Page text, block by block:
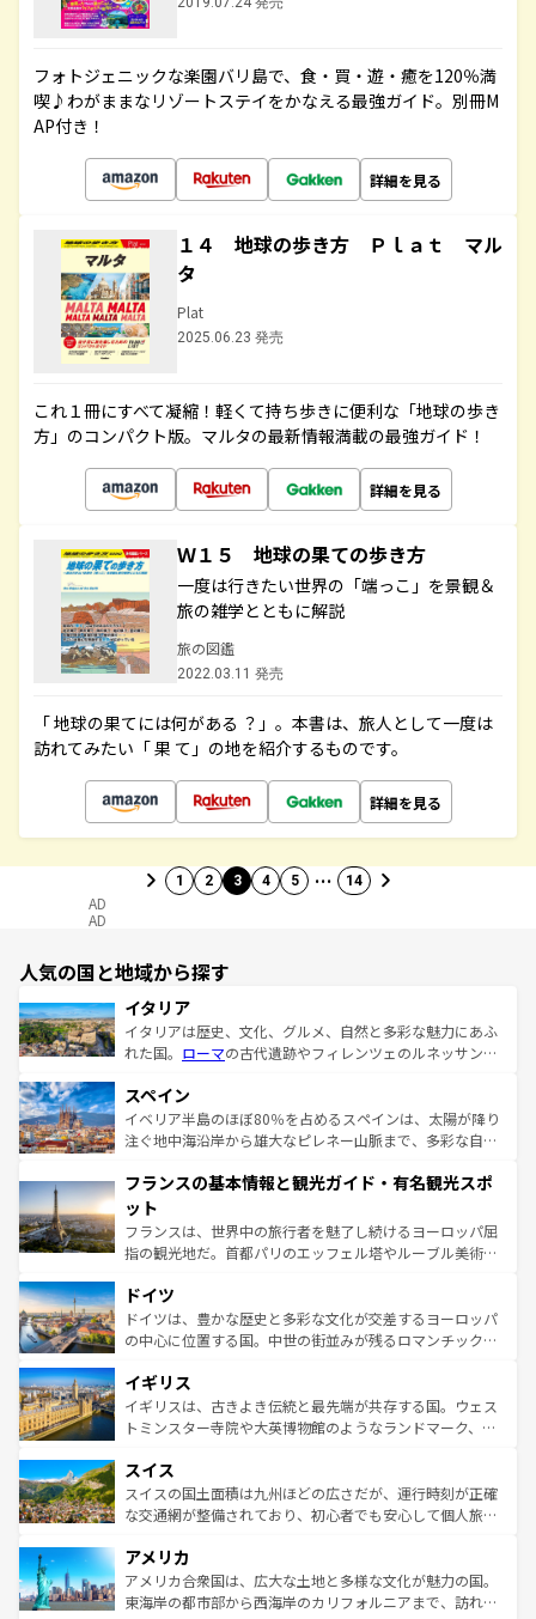
フォトジェニックな楽園バリ島で、食・買・遊・癒を120％満
喫♪わがままなリゾートステイをかなえる最強ガイド。別冊M
AP付き！
詳細を見る
１４ 地球の歩き方 Ｐｌａｔ マル
タ
Plat
2025.06.23 発売
これ１冊にすべて凝縮！軽くて持ち歩きに便利な「地球の歩き
方」のコンパクト版。マルタの最新情報満載の最強ガイド！
詳細を見る
Ｗ１５ 地球の果ての歩き方
一度は行きたい世界の「端っこ」を景観＆
旅の雑学とともに解説
旅の図鑑
2022.03.11 発売
「 地球の果てには何がある ？」。本書は、旅人として一度は
訪れてみたい「 果 て」の地を紹介するものです。
詳細を見る
1 2 3 4 5 … 14
AD
AD
人気の国と地域から探す
イタリア
イタリアは歴史、文化、グルメ、自然と多彩な魅力にあふ
れた国。 ローマの古代遺跡やフィレンツェのルネッサンス
ろん、トスカーナの美しい田園風景やアマルフィ海岸の絶
景など、自然景観も見逃せない。観光の合間には、本場の
ピザやパスタなど、絶品のイタリア料理を堪能することも
ませてくれるイタリアで、忘れられない旅をしてみよう！
なお、新着のイタリア情報は
しい。
スペイン
イベリア半島のほぼ80％を占めるスペインは、太陽が降り
注ぐ地中海沿岸から雄大なピレネー山脈まで、多彩な自然
文化が根付くこの国では、情熱的なフラメンコ、熱気あふ
れる闘牛、そして美味しいタパスが生活の一部となってい
る。首都マドリードの洗練された雰囲気や、バルセロナの
アートに溢れた街角から、地方では古代ローマ遺跡や中世
せる。地方によって風土や気候が異なるスペインはその個
性で訪れる人を魅了する。 なお、新着のスペイン情報は コ
ンテンツ一覧を参照してほしい。
フランスの基本情報と観光ガイド・有名観光スポ
ット
フランスは、世界中の旅行者を魅了し続けるヨーロッパ屈
指の観光地だ。首都パリのエッフェル塔やルーブル美術館
で、幅広い魅力が詰まっている。華麗な宮殿、歴史的な大
聖堂、美しいビーチ、そして豊かな自然が、訪れる者を心
から魅了する。また、フランスは美食の国としても知ら
いる。シャンパンの発祥地であるランス、プロヴァンスの
香り高いラベンダー畑など、多彩な楽しみ方が可能だ。さ
らに、パリ以外の地域にも魅力が溢れており、どの街角に
れる地方に足を運ぶとそれぞれで全く異なる文化を体験で
きるだろう。 なお、新着のフランス情報はコンテンツ一覧
を参照してほしい。
ドイツ
ドイツは、豊かな歴史と多彩な文化が交差するヨーロッパ
の中心に位置する国。中世の街並みが残るロマンチック街
顔を持つこの国は、どこを歩いても飽きることがない。ベ
ルリンの文化的活気、バイエルン州のアルプスの絶景、そ
してライン川沿いのワイン畑といった風景は必見。ビール
は、お酒好きな人にはぜひ体験してほしい。 なお、新着の
ドイツ情報はコンテンツ一覧を参照してほしい。
イギリス
イギリスは、古きよき伝統と最先端が共存する国。ウェス
トミンスター寺院や大英博物館のようなランドマーク、歴
リアごとに異なる魅力がある。また、優雅なアフタヌーン
ティー、ビール好きにはたまらない英国パブ、サッカー観
戦など、本場だからこそできる体験も豊富。イギリスを旅
ンツ一覧を参照してほしい。
スイス
スイスの国土面積は九州ほどの広さだが、運行時刻が正確
な交通網が整備されており、初心者でも安心して個人旅行
の建物がそのまま残る町や、スイスならではのユニークな
博物館もあり、アルプス観光だけでなく町歩きも満喫する
ことができる。国民の所得が高いため物価も高いが、旅行
アメリカ
アメリカ合衆国は、広大な土地と多様な文化が魅力の国。
東海岸の都市部から西海岸のカリフォルニアまで、訪れる